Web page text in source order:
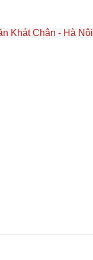
Khát Chân - Hà Nội